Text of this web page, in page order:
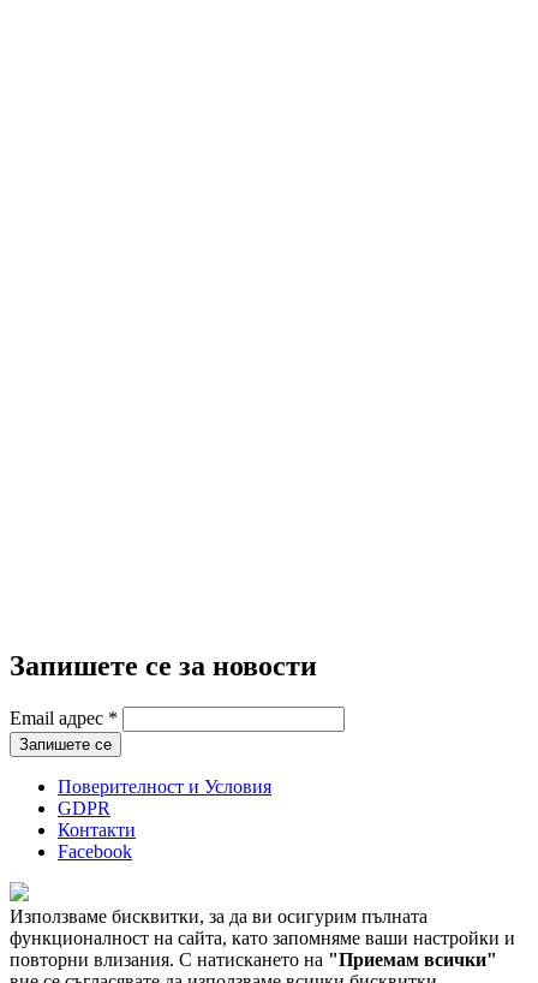
Запишете се за новости
Email адрес *
Поверителност и Условия
GDPR
Контакти
Facebook
Използваме бисквитки, за да ви осигурим пълната
функционалност на сайта, като запомняме ваши настройки и
повторни влизания. С натискането на "Приемам всички"